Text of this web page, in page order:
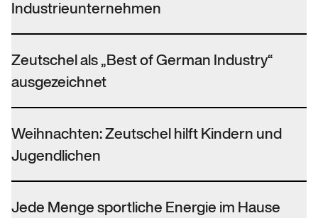
Industrieunternehmen
Zeutschel als „Best of German Industry“
ausgezeichnet
Weihnachten: Zeutschel hilft Kindern und
Jugendlichen
Jede Menge sportliche Energie im Hause